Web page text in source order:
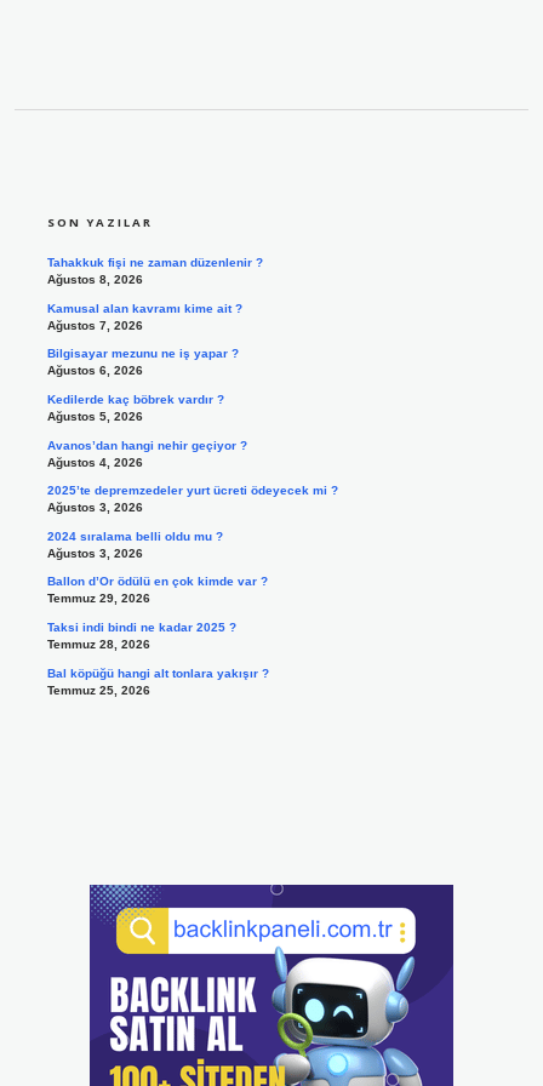
SON YAZILAR
Tahakkuk fişi ne zaman düzenlenir ?
Ağustos 8, 2026
Kamusal alan kavramı kime ait ?
Ağustos 7, 2026
Bilgisayar mezunu ne iş yapar ?
Ağustos 6, 2026
Kedilerde kaç böbrek vardır ?
Ağustos 5, 2026
Avanos’dan hangi nehir geçiyor ?
Ağustos 4, 2026
2025’te depremzedeler yurt ücreti ödeyecek mi ?
Ağustos 3, 2026
2024 sıralama belli oldu mu ?
Ağustos 3, 2026
Ballon d’Or ödülü en çok kimde var ?
Temmuz 29, 2026
Taksi indi bindi ne kadar 2025 ?
Temmuz 28, 2026
Bal köpüğü hangi alt tonlara yakışır ?
Temmuz 25, 2026